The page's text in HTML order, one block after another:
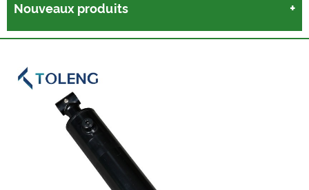
Nouveaux produits